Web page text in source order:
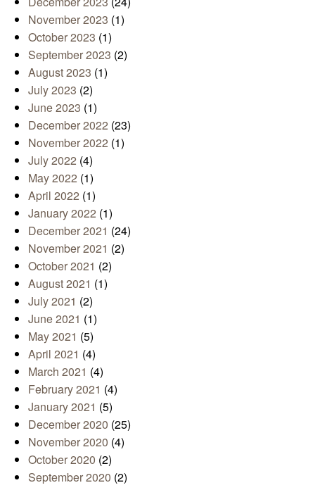
November 2023 (1)
October 2023 (1)
September 2023 (2)
August 2023 (1)
July 2023 (2)
June 2023 (1)
December 2022 (23)
November 2022 (1)
July 2022 (4)
May 2022 (1)
April 2022 (1)
January 2022 (1)
December 2021 (24)
November 2021 (2)
October 2021 (2)
August 2021 (1)
July 2021 (2)
June 2021 (1)
May 2021 (5)
April 2021 (4)
March 2021 (4)
February 2021 (4)
January 2021 (5)
December 2020 (25)
November 2020 (4)
October 2020 (2)
September 2020 (2)